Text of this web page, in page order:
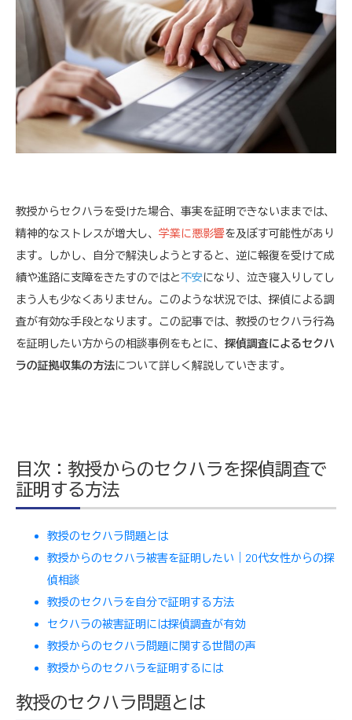
教授からセクハラを受けた場合、事実を証明できないままでは、
精神的なストレスが増大し、 学業に悪影響を及ぼす可能性があり
ます。しかし、自分で解決しようとすると、逆に報復を受けて成
績や進路に支障をきたすのではと不安になり、泣き寝入りしてし
まう人も少なくありません。このような状況では、探偵による調
査が有効な手段となります。この記事では、教授のセクハラ行為
を証明したい方からの相談事例をもとに、 探偵調査によるセクハ
ラの証拠収集の方法について詳しく解説していきます。
目次：教授からのセクハラを探偵調査で
証明する方法
教授のセクハラ問題とは
教授からのセクハラ被害を証明したい｜20代女性からの探
偵相談
教授のセクハラを自分で証明する方法
セクハラの被害証明には探偵調査が有効
教授からのセクハラ問題に関する世間の声
教授からのセクハラを証明するには
教授のセクハラ問題とは